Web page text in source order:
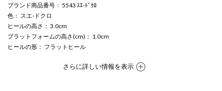
ブランド商品番号 ： 5543 ｽｴ-ﾄﾞｸﾛ
色 ： スエ-ドクロ
ヒールの高さ ： 3.0cm
プラットフォームの高さ(cm) ： 1.0cm
ヒールの形 ： フラットヒール
さらに詳しい情報を表示